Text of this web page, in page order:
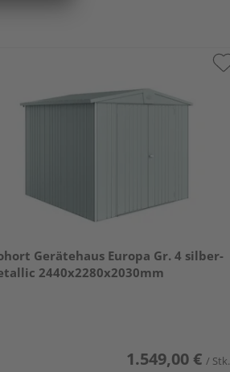
Gerätehaus Europa Gr. 4 silber-
2440x2280x2030mm
1.549,00 € / Stk.